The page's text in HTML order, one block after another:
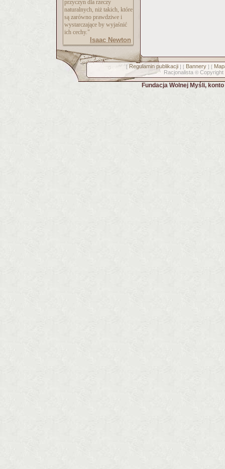
przyczyn dla rzeczy
naturalnych, niż takich, które
są zarówno prawdziwe i
wystarczające by wyjaśnić
ich cechy."
Isaac Newton
[ Regulamin publikacji] [ Bannery] [
Racjonalista © Copyright
Fundacja Wolnej Myśli,